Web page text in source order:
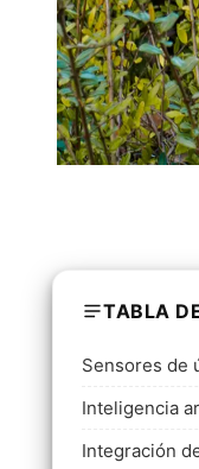
TABLA
Sensores de
Inteligencia
Integración